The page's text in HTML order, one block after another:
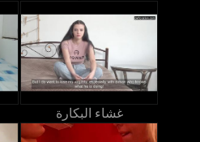
غشاء البكارة